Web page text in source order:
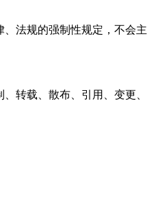
、法规的强制性规定，不会主
转载、散布、引用、变更、